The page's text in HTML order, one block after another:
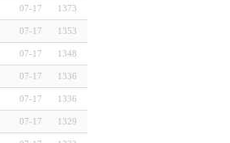
07-17 1373
07-17 1353
07-17 1348
07-17 1336
07-17 1336
07-17 1329